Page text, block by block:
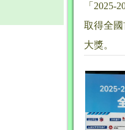
「
取得全
大獎。